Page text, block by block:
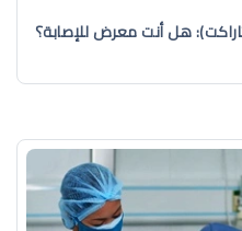
هل أنت معرض للإصابة؟